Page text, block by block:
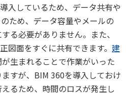
入しているため、データ共有や
ため、データ容量やメールの
る必要がありません。また、
図面をすぐに共有できます。 建
生まれることで作業がいった
すが、BIM 360を導入しておけ
るため、時間のロスが発生し